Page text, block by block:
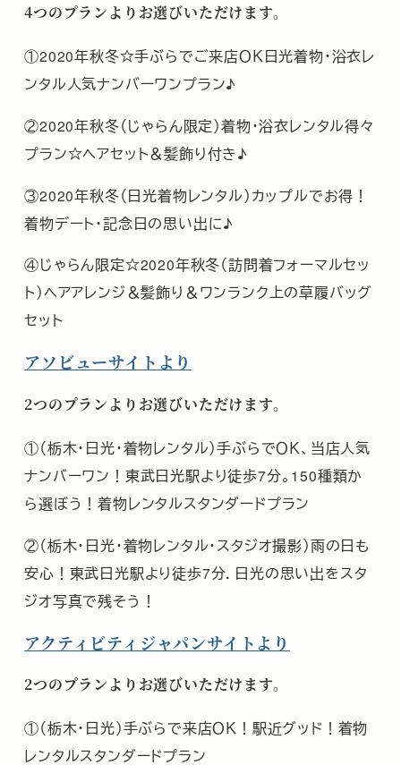
4つのプランよりお選びいただけます。
①2020年秋冬☆手ぶらでご来店ＯＫ日光着物・浴衣レ
ンタル人気ナンバーワンプラン♪
②2020年秋冬（じゃらん限定）着物・浴衣レンタル得々
プラン☆ヘアセット＆髪飾り付き♪
③2020年秋冬（日光着物レンタル）カップルでお得！
着物デート・記念日の思い出に♪
④じゃらん限定☆2020年秋冬（訪問着フォーマルセッ
ト）ヘアアレンジ＆髪飾り＆ワンランク上の草履バッグ
セット
アソビューサイトより
2つのプランよりお選びいただけます。
①（栃木・日光・着物レンタル）手ぶらでＯＫ、当店人気
ナンバーワン！東武日光駅より徒歩7分。150種類か
ら選ぼう！着物レンタルスタンダードプラン
②（栃木・日光・着物レンタル・スタジオ撮影）雨の日も
安心！東武日光駅より徒歩7分．日光の思い出をスタ
ジオ写真で残そう！
アクティビティジャパンサイトより
2つのプランよりお選びいただけます。
①（栃木・日光）手ぶらで来店ＯＫ！駅近グッド！着物
レンタルスタンダードプラン